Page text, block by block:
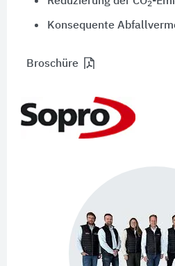
2
Konsequente
Broschüre
Broschüre
WIR
Weniger Emissionen für